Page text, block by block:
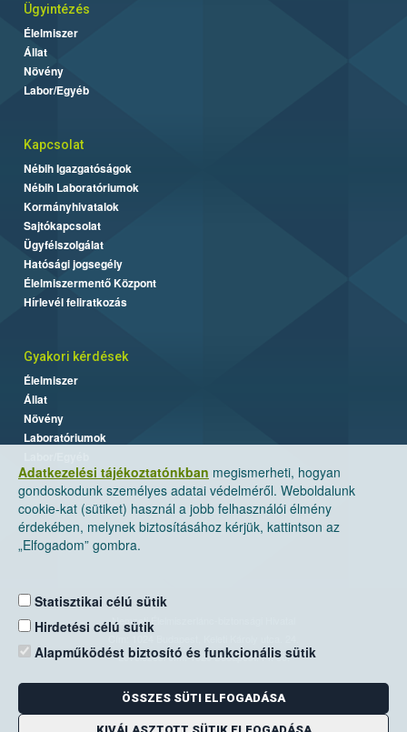
Adatkezelési tájékoztatónkban megismerheti, hogyan
gondoskodunk személyes adatai védelméről. Weboldalunk
cookie-kat (sütiket) használ a jobb felhasználói élmény
érdekében, melynek biztosításához kérjük, kattintson az
„Elfogadom” gombra.
Statisztikai célú sütik
Hirdetési célú sütik
Alapműködést biztosító és funkcionális sütik
ÖSSZES SÜTI ELFOGADÁSA
Ügyintézés
Élelmiszer
Állat
Növény
Labor/Egyéb
Kapcsolat
Nébih Igazgatóságok
Nébih Laboratóriumok
Kormányhivatalok
Sajtókapcsolat
Ügyfélszolgálat
Hatósági jogsegély
Élelmiszermentő Központ
Hírlevél feliratkozás
Gyakori kérdések
Élelmiszer
Állat
Növény
Laboratóriumok
Nemzeti Élelmiszerlánc-biztonsági Hivatal
Levelezési cím: 1525 Budapest. Pf. 30.
E-mail:ugyfelszolgalat@nebih.gov.hu
Zöld szám: 06-80/263-244